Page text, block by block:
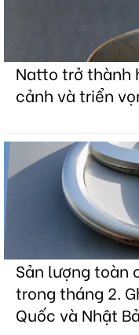
Natto trở thành
cảnh và triển
Sản lượng toàn
trong tháng 2.
Quốc và Nhật